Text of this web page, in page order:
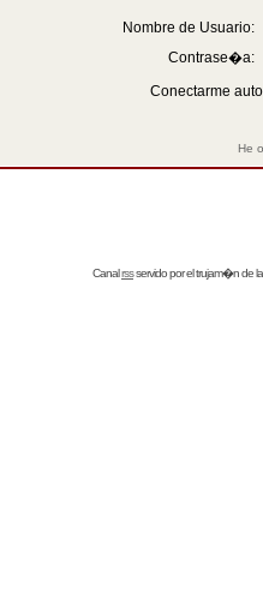
Nombre de Usuario:
Contrase�a:
Conectarme
He
Canalrssservido por eltrujam�nde